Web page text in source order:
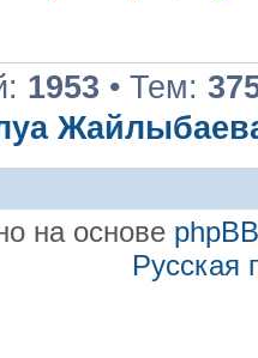
1953 • Тем:
на основе phpBB
Русская